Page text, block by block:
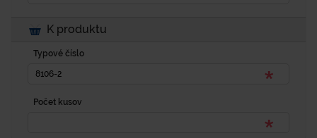
K produktu
Typové číslo
Počet kusov